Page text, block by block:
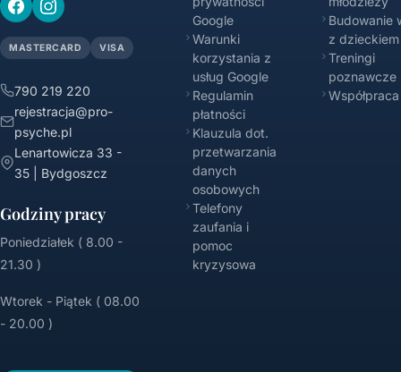
MASTERCARD VISA
790 219 220
rejestracja@pro-
psyche.pl
Lenartowicza 33 -
35 | Bydgoszcz
Godziny pracy
Poniedziałek ( 8.00 -
21.30 )
Wtorek - Piątek ( 08.00
- 20.00 )
Google
Warunki
korzystania z
usług Google
Regulamin
płatności
Klauzula dot.
przetwarzania
danych
osobowych
Telefony
zaufania i
pomoc
kryzysowa
Budowanie
z dzieckiem
Treningi
poznawcze
Współpraca